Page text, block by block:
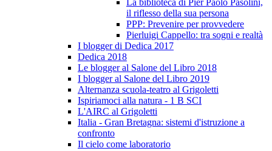
La biblioteca di Pier Paolo Pasolini,
il riflesso della sua persona
PPP: Prevenire per provvedere
Pierluigi Cappello: tra sogni e realtà
I blogger di Dedica 2017
Dedica 2018
Le blogger al Salone del Libro 2018
I blogger al Salone del Libro 2019
Alternanza scuola-teatro al Grigoletti
Ispiriamoci alla natura - 1 B SCI
L'AIRC al Grigoletti
Italia - Gran Bretagna: sistemi d'istruzione a
confronto
Il cielo come laboratorio